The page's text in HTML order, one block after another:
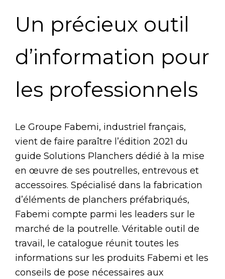
Un précieux outil
d’information pour
les professionnels
Le Groupe Fabemi, industriel français,
vient de faire paraître l’édition 2021 du
guide Solutions Planchers dédié à la mise
en œuvre de ses poutrelles, entrevous et
accessoires. Spécialisé dans la fabrication
d’éléments de planchers préfabriqués,
Fabemi compte parmi les leaders sur le
marché de la poutrelle. Véritable outil de
travail, le catalogue réunit toutes les
informations sur les produits Fabemi et les
conseils de pose nécessaires aux